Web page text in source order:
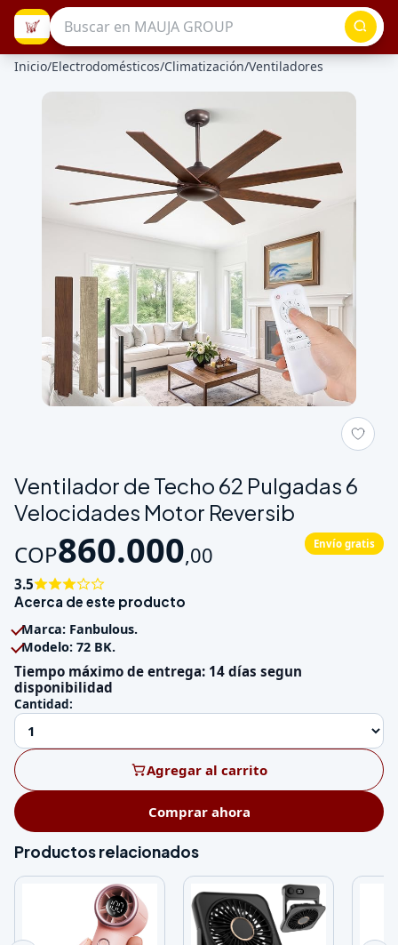
Inicio/Electrodomésticos/Climatización/Ventiladores
Ventilador de Techo 62 Pulgadas 6
Velocidades Motor Reversib
COP860.000,00 Envío gratis
3.5
Acerca de este producto
Marca: Fanbulous.
Modelo: 72 BK.
Tiempo máximo de entrega: 14 días segun
disponibilidad
Cantidad:
Agregar al carrito
Comprar ahora
Productos relacionados